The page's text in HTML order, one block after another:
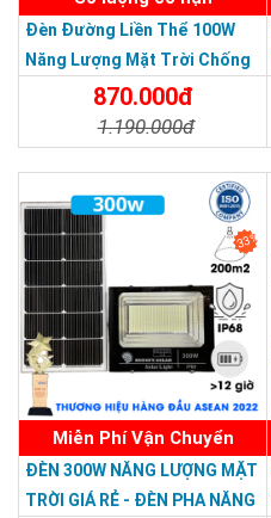
Thương hiệu dẫn
Đèn Đường Liền Thể 100W
Năng Lượng Mặt Trời Chống
Nước Giá Rẻ870.000đ
1.190.000đ
33%
Miễn Phí Vận Chuyển
ĐÈN 300W NĂNG LƯỢNG MẶT
TRỜI GIÁ RẺ - ĐÈN PHA NĂNG